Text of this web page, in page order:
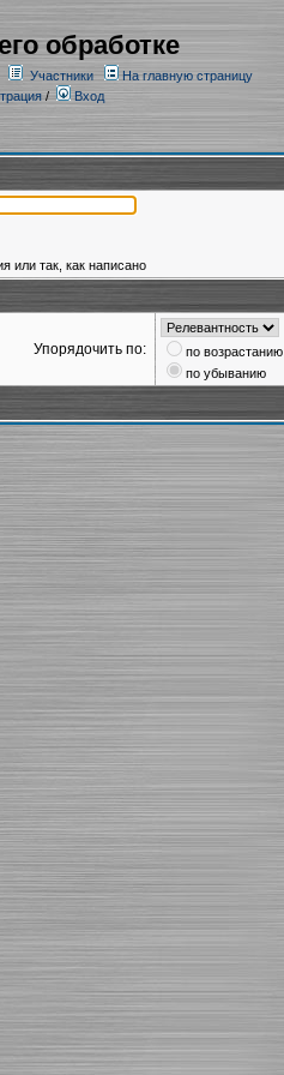
обработке
Участники
На главную страницу
/ Вход
или так, как написано
Упорядочить по:
по возрастанию
по убыванию